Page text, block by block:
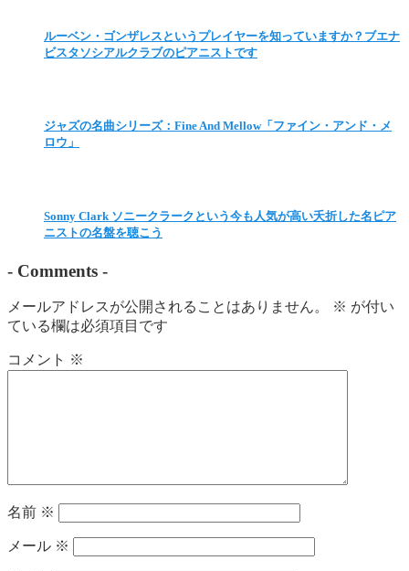
ルーベン・ゴンザレスというプレイヤーを知っていますか？ブエナ
ビスタソシアルクラブのピアニストです
ジャズの名曲シリーズ：Fine And Mellow「ファイン・アンド・メ
ロウ」
Sonny Clark ソニークラークという今も人気が高い夭折した名ピア
ニストの名盤を聴こう
- Comments -
メールアドレスが公開されることはありません。 ※ が付い
ている欄は必須項目です
コメント ※
名前 ※
メール ※